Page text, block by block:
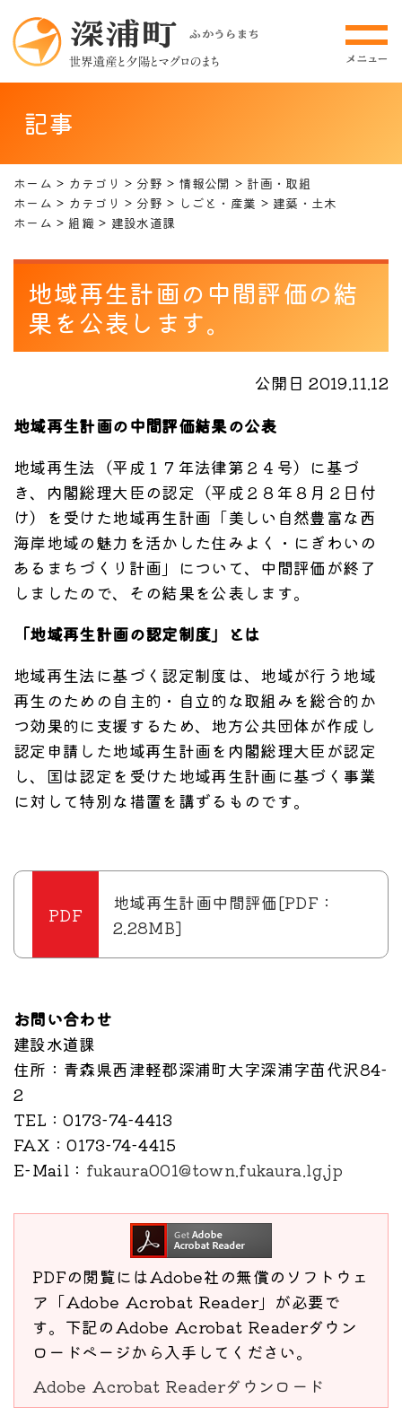
記事
ホーム カテゴリ 分野 情報公開
計画・取組
ホーム
カテゴリ 分野 しごと・産業
建築・土木
ホーム
組織 建設水道課
地域再生計画の中間評価の結
果を公表します。
公開日 2019.11.12
地域再生計画の中間評価結果の公表
地域再生法（平成１７年法律第２４号）に基づ
き、内閣総理大臣の認定（平成２８年８月２日付
け）を受けた地域再生計画「美しい自然豊富な西
海岸地域の魅力を活かした住みよく・にぎわいの
あるまちづくり計画」について、中間評価が終了
しましたので、その結果を公表します。
「地域再生計画の認定制度」とは
地域再生法に基づく認定制度は、地域が行う地域
再生のための自主的・自立的な取組みを総合的か
つ効果的に支援するため、地方公共団体が作成し
認定申請した地域再生計画を内閣総理大臣が認定
し、国は認定を受けた地域再生計画に基づく事業
に対して特別な措置を講ずるものです。
地域再生計画中間評価[PDF：
2.28MB]
お問い合わせ
建設水道課
住所 ：青森県西津軽郡深浦町大字深浦字苗代沢84-
2
TEL ：0173-74-4413
FAX ：0173-74-4415
E-Mail ： fukaura001@town.fukaura.lg.jp
PDFの閲覧にはAdobe社の無償のソフトウェ
ア「Adobe Acrobat Reader」が必要で
す。下記のAdobe Acrobat Readerダウン
ロードページから入手してください。
Adobe Acrobat Readerダウンロード